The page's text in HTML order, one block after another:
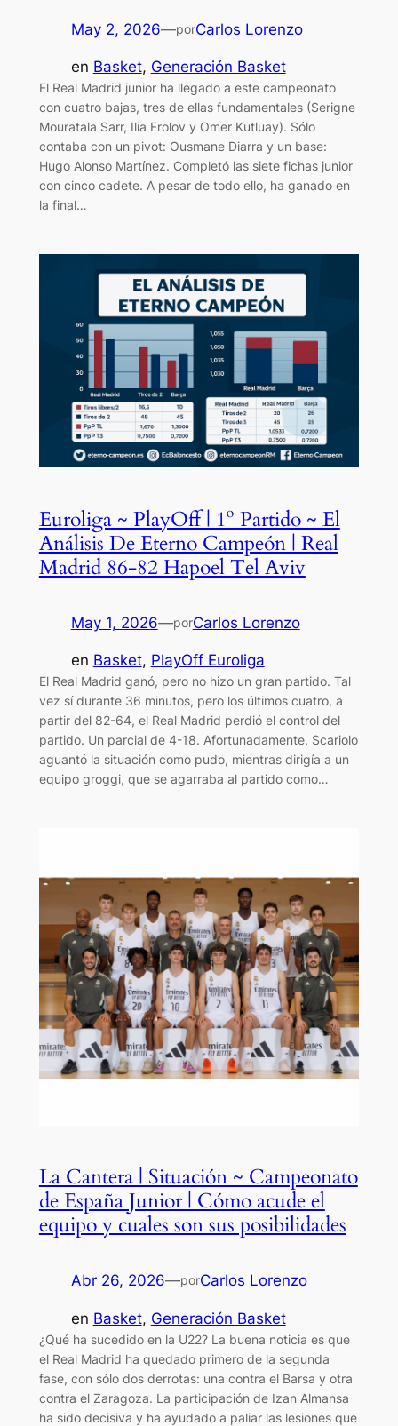
May 2, 2026—porCarlos Lorenzo
en Basket, Generación Basket
El Real Madrid junior ha llegado a este campeonato
con cuatro bajas, tres de ellas fundamentales (Serigne
Mouratala Sarr, Ilia Frolov y Omer Kutluay). Sólo
contaba con un pivot: Ousmane Diarra y un base:
Hugo Alonso Martínez. Completó las siete fichas junior
con cinco cadete. A pesar de todo ello, ha ganado en
la final…
Euroliga ~ PlayOff | 1º Partido ~ El
Análisis De Eterno Campeón | Real
Madrid 86-82 Hapoel Tel Aviv
May 1, 2026—porCarlos Lorenzo
en Basket, PlayOff Euroliga
El Real Madrid ganó, pero no hizo un gran partido. Tal
vez sí durante 36 minutos, pero los últimos cuatro, a
partir del 82-64, el Real Madrid perdió el control del
partido. Un parcial de 4-18. Afortunadamente, Scariolo
aguantó la situación como pudo, mientras dirigía a un
equipo groggi, que se agarraba al partido como…
La Cantera | Situación ~ Campeonato
de España Junior | Cómo acude el
equipo y cuales son sus posibilidades
Abr 26, 2026—porCarlos Lorenzo
en Basket, Generación Basket
¿Qué ha sucedido en la U22? La buena noticia es que
el Real Madrid ha quedado primero de la segunda
fase, con sólo dos derrotas: una contra el Barsa y otra
contra el Zaragoza. La participación de Izan Almansa
ha sido decisiva y ha ayudado a paliar las lesiones que